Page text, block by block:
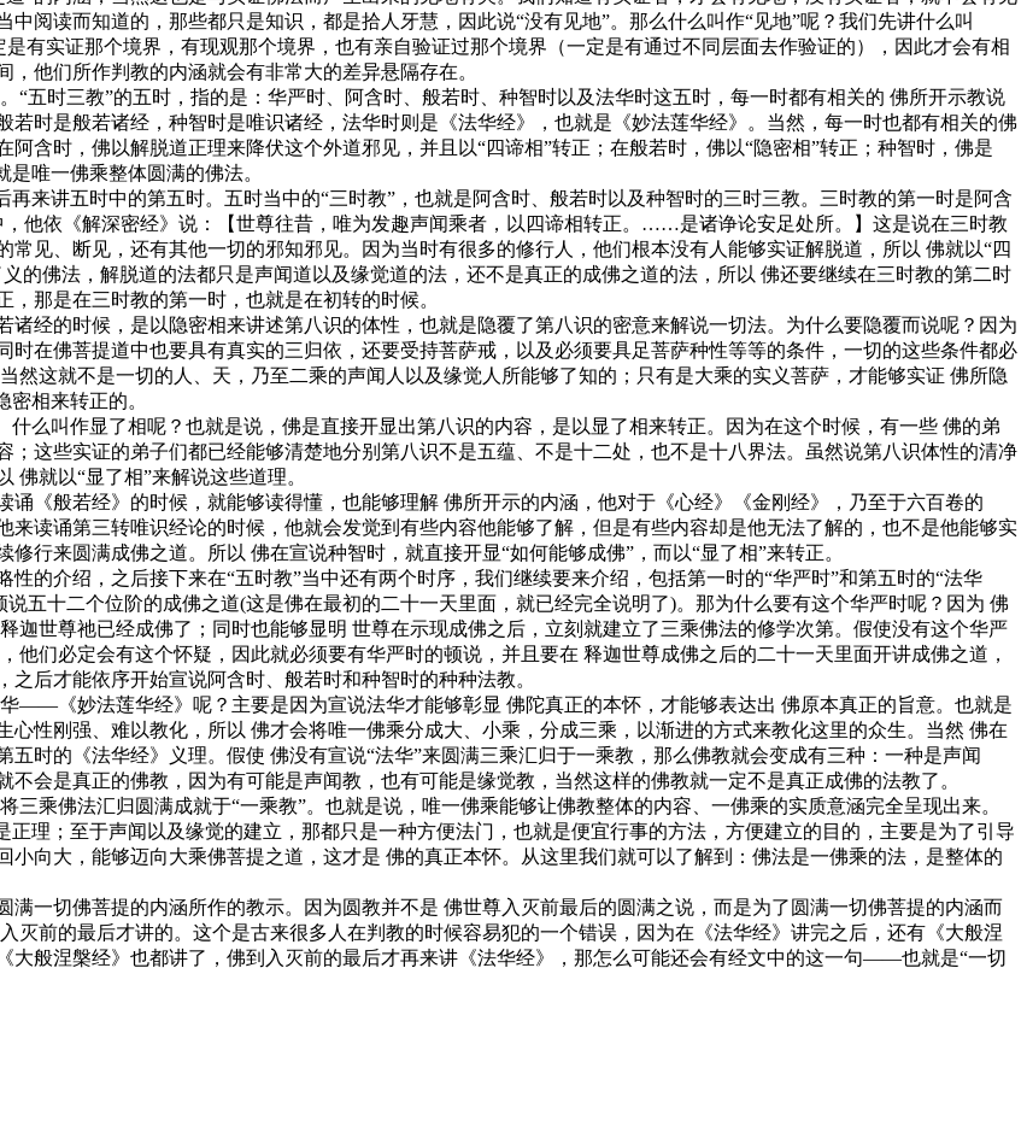
阅读而知道的，那些都只是知识，都是拾人牙慧，因此说“没有见地”。那么什么叫作“见地”呢？我们先讲什么叫
有实证那个境界，有现观那个境界，也有亲自验证过那个境界（一定是有通过不同层面去作验证的），因此才会有相
他们所作判教的内涵就会有非常大的差异悬隔存在。
时三教”的五时，指的是：华严时、阿含时、般若时、种智时以及法华时这五时，每一时都有相关的 佛所开示教说
时是般若诸经，种智时是唯识诸经，法华时则是《法华经》，也就是《妙法莲华经》。当然，每一时也都有相关的佛
含时，佛以解脱道正理来降伏这个外道邪见，并且以“四谛相”转正；在般若时，佛以“隐密相”转正；种智时，佛是
唯一佛乘整体圆满的佛法。
讲五时中的第五时。五时当中的“三时教”，也就是阿含时、般若时以及种智时的三时三教。三时教的第一时是阿含
他依《解深密经》说：【世尊往昔，唯为发趣声闻乘者，以四谛相转正。……是诸诤论安足处所。】这是说在三时教
见、断见，还有其他一切的邪知邪见。因为当时有很多的修行人，他们根本没有人能够实证解脱道，所以 佛就以“四
的佛法，解脱道的法都只是声闻道以及缘觉道的法，还不是真正的成佛之道的法，所以 佛还要继续在三时教的第二时
那是在三时教的第一时，也就是在初转的时候。
的时候，是以隐密相来讲述第八识的体性，也就是隐覆了第八识的密意来解说一切法。为什么要隐覆而说呢？因为
在佛菩提道中也要具有真实的三归依，还要受持菩萨戒，以及必须要具足菩萨种性等等的条件，一切的这些条件都必
然这就不是一切的人、天，乃至二乘的声闻人以及缘觉人所能够了知的；只有是大乘的实义菩萨，才能够实证 佛所隐
相来转正的。
叫作显了相呢？也就是说，佛是直接开显出第八识的内容，是以显了相来转正。因为在这个时候，有一些 佛的弟
这些实证的弟子们都已经能够清楚地分别第八识不是五蕴、不是十二处，也不是十八界法。虽然说第八识体性的清净
就以“显了相”来解说这些道理。
般若经》的时候，就能够读得懂，也能够理解 佛所开示的内涵，他对于《心经》《金刚经》，乃至于六百卷的
来读诵第三转唯识经论的时候，他就会发觉到有些内容他能够了解，但是有些内容却是他无法了解的，也不是他能够实
行来圆满成佛之道。所以 佛在宣说种智时，就直接开显“如何能够成佛”，而以“显了相”来转正。
介绍，之后接下来在“五时教”当中还有两个时序，我们继续要来介绍，包括第一时的“华严时”和第五时的“法华
五十二个位阶的成佛之道(这是佛在最初的二十一天里面，就已经完全说明了)。那为什么要有这个华严时呢？因为 佛
迦世尊祂已经成佛了；同时也能够显明 世尊在示现成佛之后，立刻就建立了三乘佛法的修学次第。假使没有这个华严
们必定会有这个怀疑，因此就必须要有华严时的顿说，并且要在 释迦世尊成佛之后的二十一天里面开讲成佛之道，
后才能依序开始宣说阿含时、般若时和种智时的种种法教。
《妙法莲华经》呢？主要是因为宣说法华才能够彰显 佛陀真正的本怀，才能够表达出 佛原本真正的旨意。也就是
性刚强、难以教化，所以 佛才会将唯一佛乘分成大、小乘，分成三乘，以渐进的方式来教化这里的众生。当然 佛在
时的《法华经》义理。假使 佛没有宣说“法华”来圆满三乘汇归于一乘教，那么佛教就会变成有三种：一种是声闻
会是真正的佛教，因为有可能是声闻教，也有可能是缘觉教，当然这样的佛教就一定不是真正成佛的法教了。
佛法汇归圆满成就于“一乘教”。也就是说，唯一佛乘能够让佛教整体的内容、一佛乘的实质意涵完全呈现出来。
理；至于声闻以及缘觉的建立，那都只是一种方便法门，也就是便宜行事的方法，方便建立的目的，主要是为了引导
向大，能够迈向大乘佛菩提之道，这才是 佛的真正本怀。从这里我们就可以了解到：佛法是一佛乘的法，是整体的
切佛菩提的内涵所作的教示。因为圆教并不是 佛世尊入灭前最后的圆满之说，而是为了圆满一切佛菩提的内涵而
灭前的最后才讲的。这个是古来很多人在判教的时候容易犯的一个错误，因为在《法华经》讲完之后，还有《大般涅
大般涅槃经》也都讲了，佛到入灭前的最后才再来讲《法华经》，那怎么可能还会有经文中的这一句——也就是“一切